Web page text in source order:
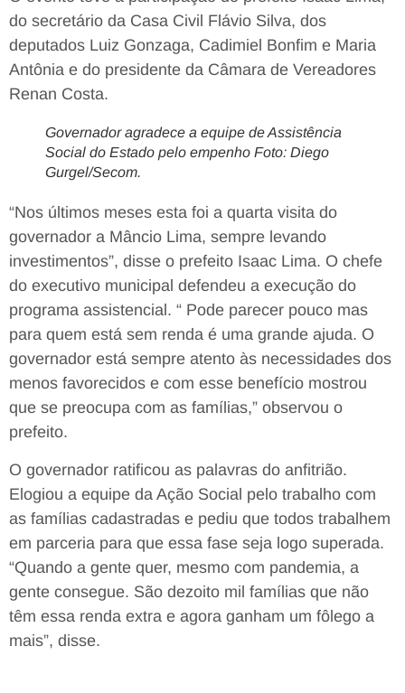
do secretário da Casa Civil Flávio Silva, dos
deputados Luiz Gonzaga, Cadimiel Bonfim e Maria
Antônia e do presidente da Câmara de Vereadores
Renan Costa.
Governador agradece a equipe de Assistência
Social do Estado pelo empenho Foto: Diego
Gurgel/Secom.
“Nos últimos meses esta foi a quarta visita do
governador a Mâncio Lima, sempre levando
investimentos”, disse o prefeito Isaac Lima. O chefe
do executivo municipal defendeu a execução do
programa assistencial. “ Pode parecer pouco mas
para quem está sem renda é uma grande ajuda. O
governador está sempre atento às necessidades dos
menos favorecidos e com esse benefício mostrou
que se preocupa com as famílias,” observou o
prefeito.
O governador ratificou as palavras do anfitrião.
Elogiou a equipe da Ação Social pelo trabalho com
as famílias cadastradas e pediu que todos trabalhem
em parceria para que essa fase seja logo superada.
“Quando a gente quer, mesmo com pandemia, a
gente consegue. São dezoito mil famílias que não
têm essa renda extra e agora ganham um fôlego a
mais”, disse.